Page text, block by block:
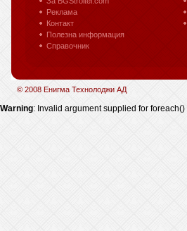
Реклама
Контакт
Полезна информация
Справочник
© 2008 Енигма Технолоджи АД
Warning: Invalid argument supplied for foreach()